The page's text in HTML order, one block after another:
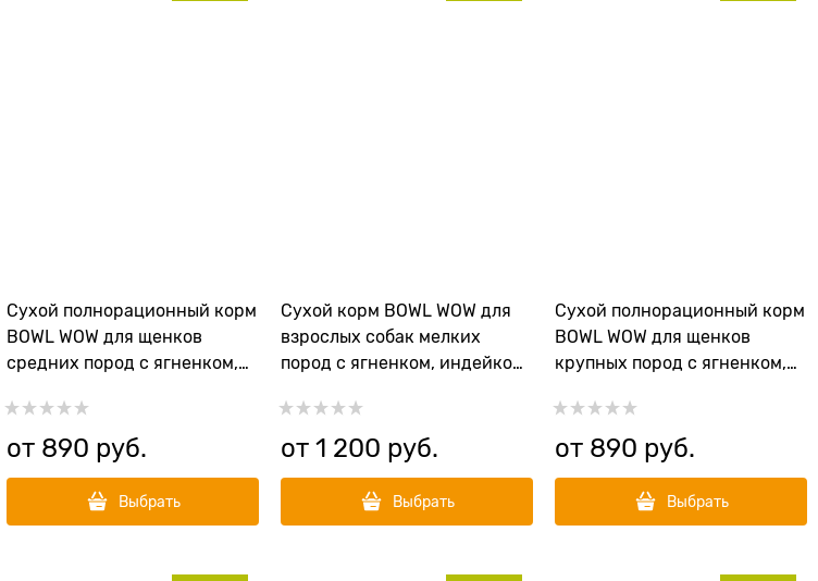
Сухой полнорационный корм
BOWL WOW для щенков
средних пород с ягненком,
добавлением брусники
от 890 руб.
Выбрать
Сухой корм BOWL WOW для
взрослых собак мелких
пород с ягненком, индейкой,
от 1 200 руб.
Выбрать
Сухой полнорационный корм
BOWL WOW для щенков
крупных пород с ягненком,
добавлением черники
от 890 руб.
Выбрать